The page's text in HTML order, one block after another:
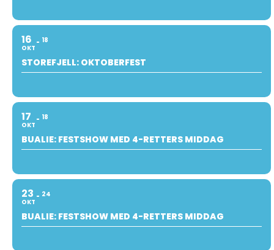
16
OKT
18
STOREFJELL: OKTOBERFEST
17
OKT
18
BUALIE: FESTSHOW MED 4-RETTERS MIDDAG
23
OKT
24
BUALIE: FESTSHOW MED 4-RETTERS MIDDAG